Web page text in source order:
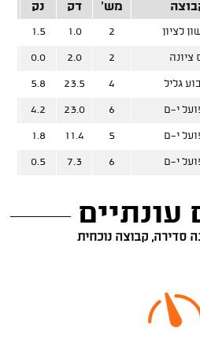
מש' דק נק
לציון 2
1.0
1.5
ציונה 2
2.0
0.0
גליל 4
23.5
5.8
י-ם 6
23.0
4.2
י-ם 5
11.4
1.8
י-ם 6
7.3
0.5
עונתיים